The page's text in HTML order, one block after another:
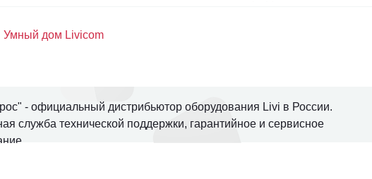
Умный дом Livicom
- официальный дистрибьютор оборудования Livi в России.
служба технической поддержки, гарантийное и сервисное